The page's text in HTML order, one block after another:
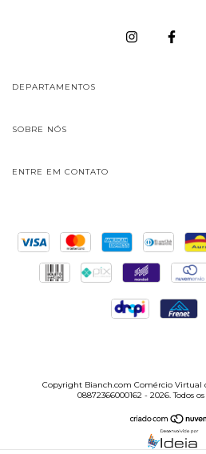
DEPARTAMENTOS
SOBRE NÓS
ENTRE EM CONTATO
Copyright Bianch.com Comércio Virtual
08872366000162 - 2026. Todos